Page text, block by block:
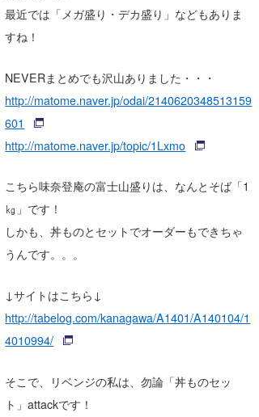
最近では「メガ盛り・デカ盛り」などもありま
すね！
NEVERまとめでも沢山ありました・・・
http://matome.naver.jp/odai/2140620348513159
601
http://matome.naver.jp/topic/1Lxmo
こちら味奈登庵の富士山盛りは、なんとそば「1
㎏」です！
しかも、丼ものとセットでオーダーもできちゃ
うんです。。。
↓サイトはこちら↓
http://tabelog.com/kanagawa/A1401/A140104/1
4010994/
そこで、リベンジの私は、勿論「丼ものセッ
ト」attackです！